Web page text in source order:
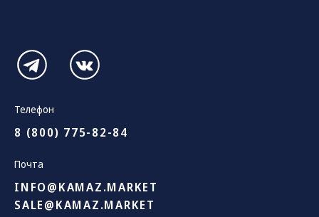
Телефон
8 (800) 775-82-84
Почта
INFO@KAMAZ.MARKET
SALE@KAMAZ.MARKET